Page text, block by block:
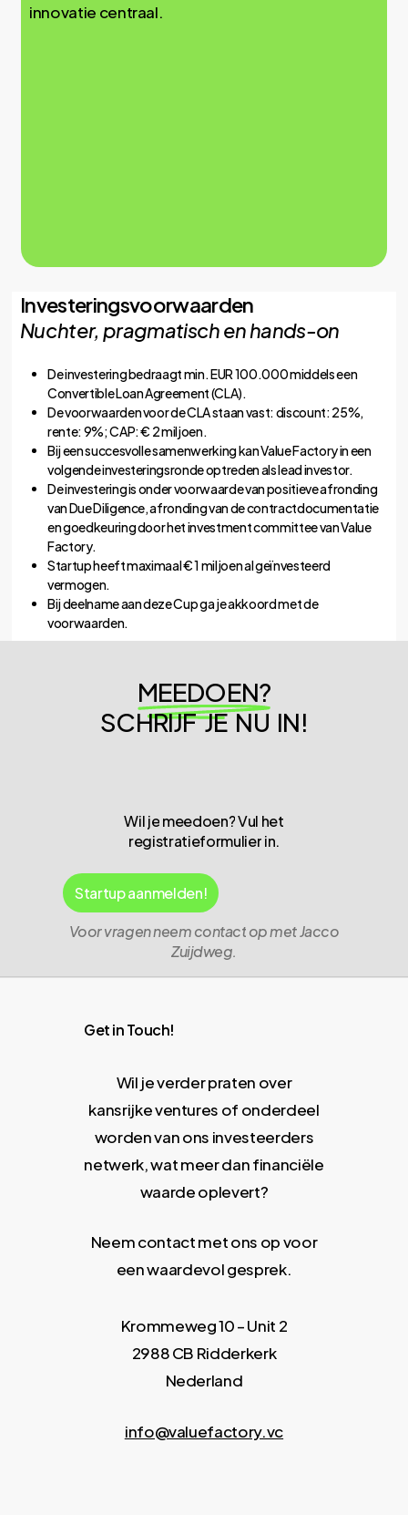
innovatie centraal.
Investeringsvoorwaarden
Nuchter, pragmatisch en hands-on
De investering bedraagt min. EUR 100.000 middels een
Convertible Loan Agreement (CLA).
De voorwaarden voor de CLA staan vast: discount: 25%,
rente: 9%; CAP: € 2 miljoen.
Bij een succesvolle samenwerking kan Value Factory in een
volgende investeringsronde optreden als lead investor.
De investering is onder voorwaarde van positieve afronding
van Due Diligence, afronding van de contractdocumentatie
en goedkeuring door het investment committee van Value
Factory.
Startup heeft maximaal € 1 miljoen al geïnvesteerd
vermogen.
Bij deelname aan deze Cup ga je akkoord met de
voorwaarden.
MEEDOEN?
SCHRIJF JE NU IN!
Wiljemeedoen?Vul het
registratieformulierin.
Startupaanmelden!
VoorvragenneemcontactopmetJacco
Zuijdweg.
Get in Touch!
Wil je verder praten over
kansrijke ventures of onderdeel
worden van ons investeerders
netwerk, wat meer dan financiële
waarde oplevert?
Neem contact met ons op voor
een waardevol gesprek.
Krommeweg 10 – Unit 2
2988 CB Ridderkerk
Nederland
info@valuefactory.vc